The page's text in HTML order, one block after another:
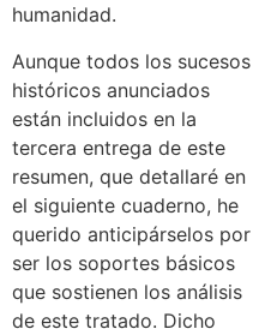
humanidad.
Aunque todos los sucesos
históricos anunciados
están incluidos en la
tercera entrega de este
resumen, que detallaré en
el siguiente cuaderno, he
querido anticipárselos por
ser los soportes básicos
que sostienen los análisis
de este tratado. Dicho